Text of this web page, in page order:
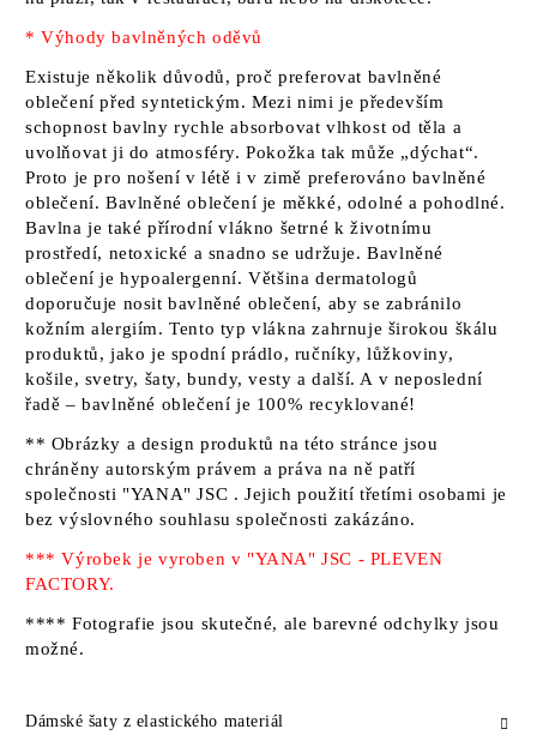
* Výhody bavlněných oděvů
Existuje několik důvodů, proč preferovat bavlněné
oblečení před syntetickým. Mezi nimi je především
schopnost bavlny rychle absorbovat vlhkost od těla a
uvolňovat ji do atmosféry. Pokožka tak může „dýchat“.
Proto je pro nošení v létě i v zimě preferováno bavlněné
oblečení. Bavlněné oblečení je měkké, odolné a pohodlné.
Bavlna je také přírodní vlákno šetrné k životnímu
prostředí, netoxické a snadno se udržuje. Bavlněné
oblečení je hypoalergenní. Většina dermatologů
doporučuje nosit bavlněné oblečení, aby se zabránilo
kožním alergiím. Tento typ vlákna zahrnuje širokou škálu
produktů, jako je spodní prádlo, ručníky, lůžkoviny,
košile, svetry, šaty, bundy, vesty a další. A v neposlední
řadě – bavlněné oblečení je 100% recyklované!
** Obrázky a design produktů na této stránce jsou
chráněny autorským právem a práva na ně patří
společnosti "YANA" JSC . Jejich použití třetími osobami je
bez výslovného souhlasu společnosti zakázáno.
*** Výrobek je vyroben v "YANA" JSC - PLEVEN
FACTORY.
**** Fotografie jsou skutečné, ale barevné odchylky jsou
možné.
Dámské šaty z elastického materiál